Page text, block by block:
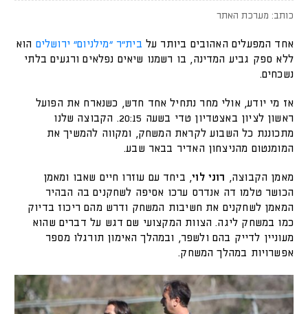
כותב: מערכת האתר
אחד המפעלים האהובים ביותר על בית"ר "מילניום" ירושלים הוא
ללא ספק גביע המדינה, בו רשמנו שיאים נפלאים ורגעים בלתי
נשכחים.
אז מי יודע, אולי מחר נתחיל אחד חדש, כשנארח את הפועל
ראשון לציון באצטדיון טדי בשעה 20:15. הקבוצה שלנו
מתכוננת כל השבוע לקראת המשחק, ומקווה להמשיך את
המומנטום מהניצחון האדיר בבאר שבע.
מאמן הקבוצה, רוני לוי, ביחד עם עוזרו חיים שאבו ומאמן
הכושר טלמו דה אנדרס ערכו אסיפה לשחקנים בה הבהיר
המאמן לשחקנים את חשיבות המשחק ודרש מהם ריכוז בדיוק
כמו במשחק ליגה. הצוות המקצועי שם דגש על דברים שהוא
מעוניין לדייק בהם ולשפר, ובמהלך האימון תורגלו מספר
אפשרויות במהלך המשחק.